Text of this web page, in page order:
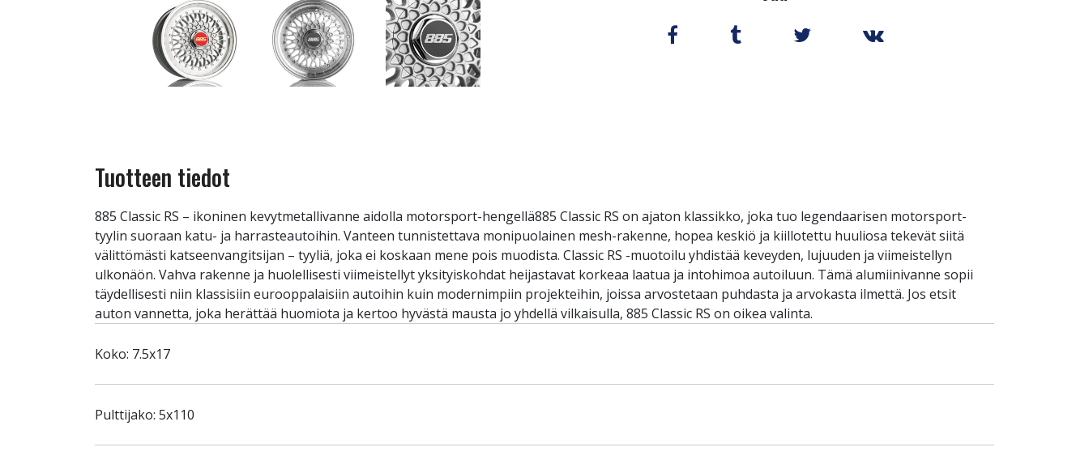
Tuotteen tiedot
885 Classic RS – ikoninen kevytmetallivanne aidolla motorsport-hengellä885 Classic RS on ajaton klassikko, joka tuo legendaarisen motorsport-
tyylin suoraan katu- ja harrasteautoihin. Vanteen tunnistettava monipuolainen mesh-rakenne, hopea keskiö ja kiillotettu huuliosa tekevät siitä
välittömästi katseenvangitsijan – tyyliä, joka ei koskaan mene pois muodista. Classic RS -muotoilu yhdistää keveyden, lujuuden ja viimeistellyn
ulkonäön. Vahva rakenne ja huolellisesti viimeistellyt yksityiskohdat heijastavat korkeaa laatua ja intohimoa autoiluun. Tämä alumiinivanne sopii
täydellisesti niin klassisiin eurooppalaisiin autoihin kuin modernimpiin projekteihin, joissa arvostetaan puhdasta ja arvokasta ilmettä. Jos etsit
auton vannetta, joka herättää huomiota ja kertoo hyvästä mausta jo yhdellä vilkaisulla, 885 Classic RS on oikea valinta.
Koko: 7.5x17
Pulttijako: 5x110